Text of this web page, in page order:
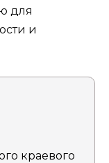
для
и
краевого